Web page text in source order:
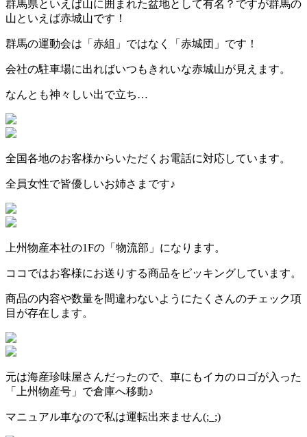
群馬県といえば山に囲まれた盆地として有名？ですが群馬の
山といえば赤城山です！
群馬の運動会は「赤組」ではなく「赤城団」です！
会社の駐車場に出ればいつもきれいな赤城山が見えます。
なんとも神々しい出で立ち…
全国各地のお客様からいただくお電話に対応しています。
全員女性で皆優しいお姉さまです♪
上州物産本社の1Fの「物流部」になります。
ココではお客様にお送りする商品をピッキングしています。
商品の内容や数量を間違わないようにたくさんのチェック項
目が存在します。
元は海産珍味屋さんだったので、車にもイカのロゴが入った
「上州物産号」で倉庫へ移動♪
マニュアル車なので私は運転出来ません(;_;)